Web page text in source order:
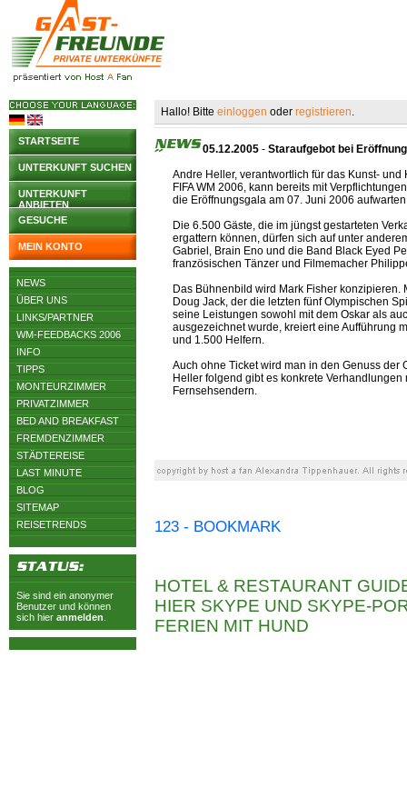
STARTSEITE
UNTERKUNFT SUCHEN
UNTERKUNFT
ANBIETEN
GESUCHE
MEIN KONTO
NEWS
ÜBER UNS
LINKS/PARTNER
WM-FEEDBACKS 2006
INFO
TIPPS
MONTEURZIMMER
PRIVATZIMMER
BED AND BREAKFAST
FREMDENZIMMER
STÄDTEREISE
LAST MINUTE
BLOG
SITEMAP
REISETRENDS
Sie sind ein anonymer
Benutzer und können
sich hier anmelden
Hallo! Bitte einloggen oder registrieren.
05.12.2005 - Staraufgebot bei
Andre Heller, verantwortlich für das Kunst- und
FIFA WM 2006, kann bereits mit
die Eröffnungsgala am 07. Juni 2006
Die 6.500 Gäste, die im jüngst gestarteten
ergattern können, dürfen sich auf unter
Gabriel, Brain Eno und die Band Black Eyed
französischen Tänzer und Filmemacher
Das Bühnenbild wird Mark Fisher konzipieren.
Doug Jack, der die letzten fünf Olympischen
seine Leistungen sowohl mit dem Oskar als
ausgezeichnet wurde, kreiert eine Aufführung
und 1.500 Helfern.
Auch ohne Ticket wird man in den Genuss der
Heller folgend gibt es konkrete Verhandlungen
Fernsehsendern.
123 - BOOKMARK
HOTEL & RESTAURANT
HIER SKYPE UND SKYPE-
FERIEN MIT HUND